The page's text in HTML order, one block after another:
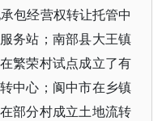
包经营权转让托管中
务站；南部县大王镇
繁荣村试点成立了有
中心；阆中市在乡镇
部分村成立土地流转